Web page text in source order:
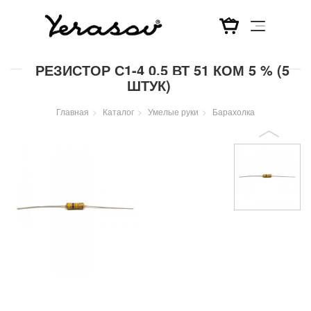
РЕЗИСТОР С1-4 0,5 ВТ 51 КОМ 5 % (5
ШТУК)
Главная Каталог Умелые руки Барахолка